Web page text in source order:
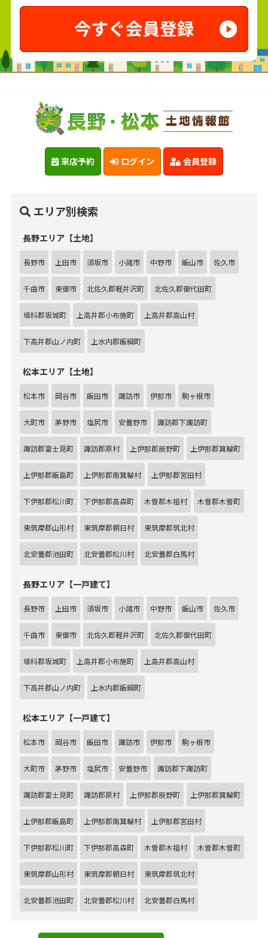
来店予約 ログイン 会員登録
エリア別検索
長野エリア【土地】
長野市 上田市 須坂市 小諸市 中野市 飯山市 佐久市
千曲市 東御市 北佐久郡軽井沢町 北佐久郡御代田町
埴科郡坂城町 上高井郡小布施町 上高井郡高山村
下高井郡山ノ内町 上水内郡飯綱町
松本エリア【土地】
松本市 岡谷市 飯田市 諏訪市 伊那市 駒ヶ根市
大町市 茅野市 塩尻市 安曇野市 諏訪郡下諏訪町
諏訪郡富士見町 諏訪郡原村 上伊那郡辰野町 上伊那郡箕輪町
上伊那郡飯島町 上伊那郡南箕輪村 上伊那郡宮田村
下伊那郡松川町 下伊那郡高森町 木曽郡木祖村 木曽郡木曽町
東筑摩郡山形村 東筑摩郡朝日村 東筑摩郡筑北村
北安曇郡池田町 北安曇郡松川村 北安曇郡白馬村
長野エリア【一戸建て】
長野市 上田市 須坂市 小諸市 中野市 飯山市 佐久市
千曲市 東御市 北佐久郡軽井沢町 北佐久郡御代田町
埴科郡坂城町 上高井郡小布施町 上高井郡高山村
下高井郡山ノ内町 上水内郡飯綱町
松本エリア【一戸建て】
松本市 岡谷市 飯田市 諏訪市 伊那市 駒ヶ根市
大町市 茅野市 塩尻市 安曇野市 諏訪郡下諏訪町
諏訪郡富士見町 諏訪郡原村 上伊那郡辰野町 上伊那郡箕輪町
上伊那郡飯島町 上伊那郡南箕輪村 上伊那郡宮田村
下伊那郡松川町 下伊那郡高森町 木曽郡木祖村 木曽郡木曽町
東筑摩郡山形村 東筑摩郡朝日村 東筑摩郡筑北村
北安曇郡池田町 北安曇郡松川村 北安曇郡白馬村